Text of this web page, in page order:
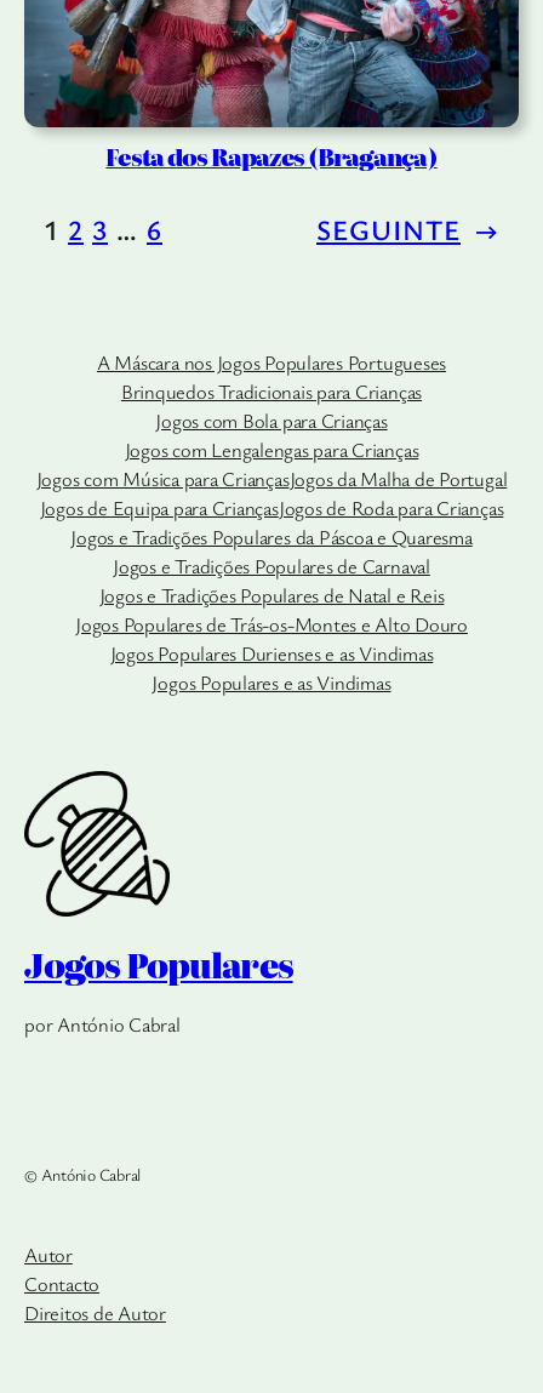
Festa dos Rapazes (Bragança)
1 2 3 … 6 SEGUINTE →
A Máscara nos Jogos Populares Portugueses
Brinquedos Tradicionais para Crianças
Jogos com Bola para Crianças
Jogos com Lengalengas para Crianças
Jogos com Música para CriançasJogos da Malha de Portugal
Jogos de Equipa para CriançasJogos de Roda para Crianças
Jogos e Tradições Populares da Páscoa e Quaresma
Jogos e Tradições Populares de Carnaval
Jogos e Tradições Populares de Natal e Reis
Jogos Populares de Trás-os-Montes e Alto Douro
Jogos Populares Durienses e as Vindimas
Jogos Populares e as Vindimas
Jogos Populares
por António Cabral
© António Cabral
Autor
Contacto
Direitos de Autor